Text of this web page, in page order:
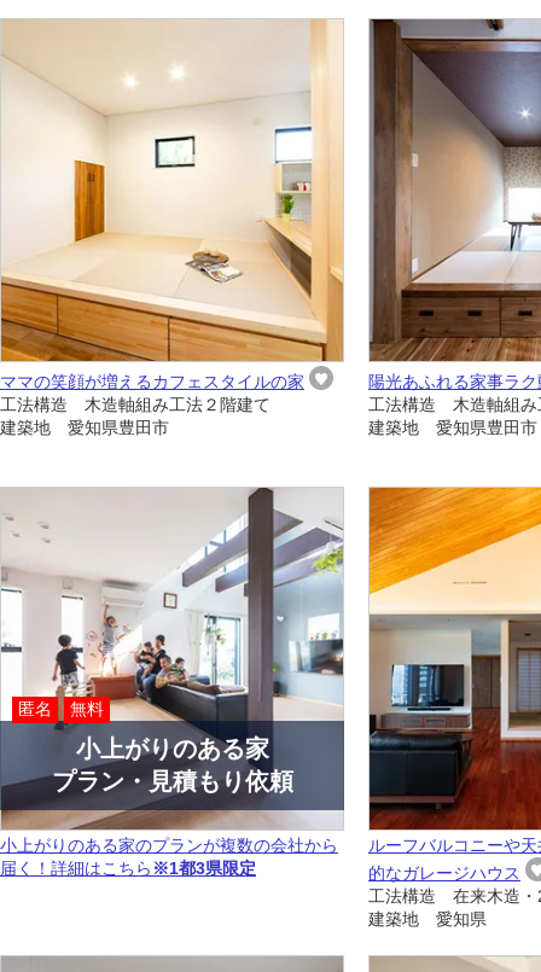
ママの笑顔が増えるカフェスタイルの家
工法構造 木造軸組み工法２階建て
建築地 愛知県豊田市
陽光あふれる家事ラ
工法構造 木造軸組み
建築地 愛知県豊田市
匿名 無料
小上がりのある家
プラン・見積もり依頼
小上がりのある家のプランが複数の会社から
届く！詳細はこちら ※1都3県限定
ルーフバルコニーや
的なガレージハウス
工法構造 在来木造・
建築地 愛知県